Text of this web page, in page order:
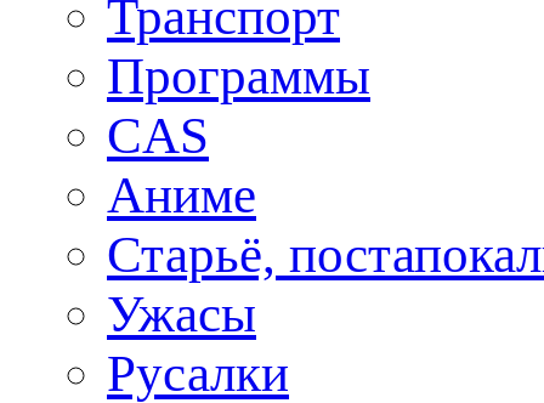
Транспорт
Программы
CAS
Аниме
Старьё,
Ужасы
Русалки